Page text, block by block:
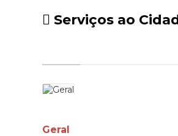
Serviços ao
Geral